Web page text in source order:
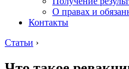
О правах и
Контакты
Статьи ›